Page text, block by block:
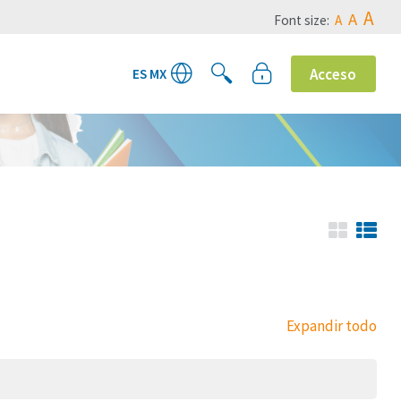
Font size: A A A
ES MX Acceso
Expandir todo